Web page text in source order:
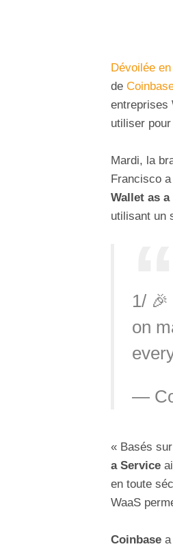
Dévoilée
de
entreprises
utiliser
Mardi, la
Francisco
Wallet as
utilisant un
1/
on
—
« Basés
a Service
en toute
WaaS
Coinbase